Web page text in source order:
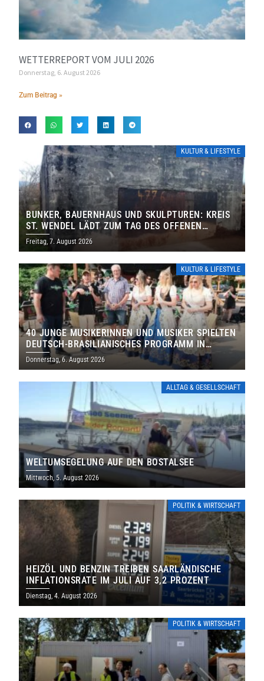
WETTERREPORT VOM JULI 2026
Donnerstag, 6. August 2026
Zum Beitrag »
KULTUR & LIFESTYLE
BUNKER, BAUERNHAUS UND SKULPTUREN: KREIS
ST. WENDEL LÄDT ZUM TAG DES OFFENEN
DENKMALS EIN
Freitag, 7. August 2026
KULTUR & LIFESTYLE
40 JUNGE MUSIKERINNEN UND MUSIKER SPIELTEN
DEUTSCH-BRASILIANISCHES PROGRAMM IN
THOLEY
Donnerstag, 6. August 2026
ALLTAG & GESELLSCHAFT
WELTUMSEGELUNG AUF DEN BOSTALSEE
Mittwoch, 5. August 2026
POLITIK & WIRTSCHAFT
HEIZÖL UND BENZIN TREIBEN SAARLÄNDISCHE
INFLATIONSRATE IM JULI AUF 3,2 PROZENT
Dienstag, 4. August 2026
POLITIK & WIRTSCHAFT